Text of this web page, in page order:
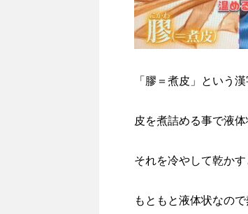
「膠＝煮皮」という漢
皮を煮詰める事で液
それを冷やして乾かす
もともと液体状なの